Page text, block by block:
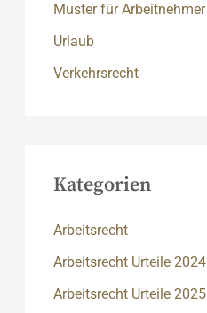
Muster für Arbeitnehmer
Urlaub
Verkehrsrecht
Kategorien
Arbeitsrecht
Arbeitsrecht Urteile 2024
Arbeitsrecht Urteile 2025